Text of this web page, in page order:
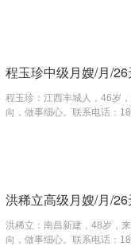
程玉珍中级月嫂/月/26
程玉珍：江西丰城人，46岁
向，做事细心。联系电话：
洪稀立高级月嫂/月/26
洪稀立：南昌新建，48岁，
向，做事细心。联系电话：